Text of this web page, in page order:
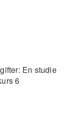
En studie
6